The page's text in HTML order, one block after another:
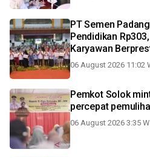
PT Semen
Pendidikan
Karyawan
06 August 2026 11:02
Pemkot Solok
percepat
06 August 2026 3:35